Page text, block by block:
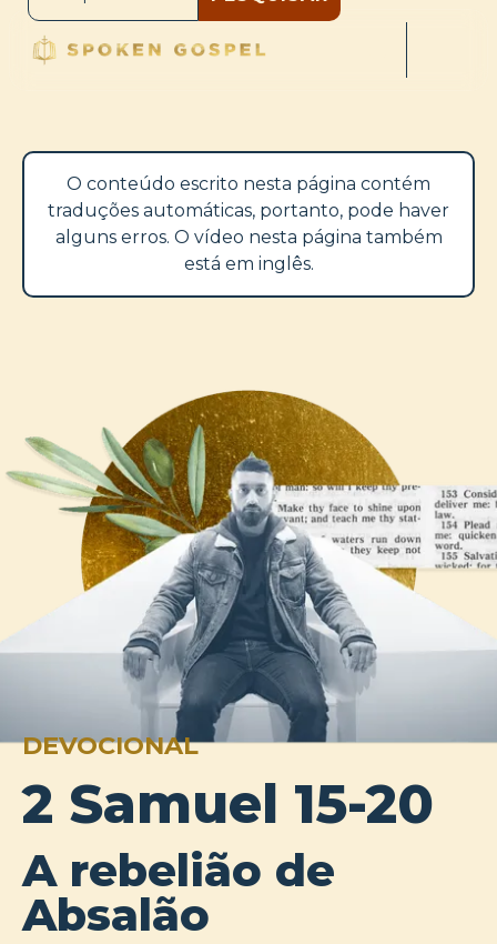
O conteúdo escrito nesta página contém
traduções automáticas, portanto, pode haver
alguns erros. O vídeo nesta página também
está em inglês.
DEVOCIONAL
2 Samuel 15-20
A rebelião de
Absalão